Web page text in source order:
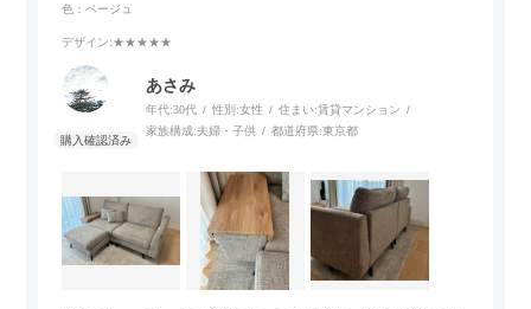
色：ベージュ
デザイン:★★★★★
あさみ
年代:30代 性別:女性 住まい:賃貸マンション
家族構成:夫婦・子供 都道府県:東京都